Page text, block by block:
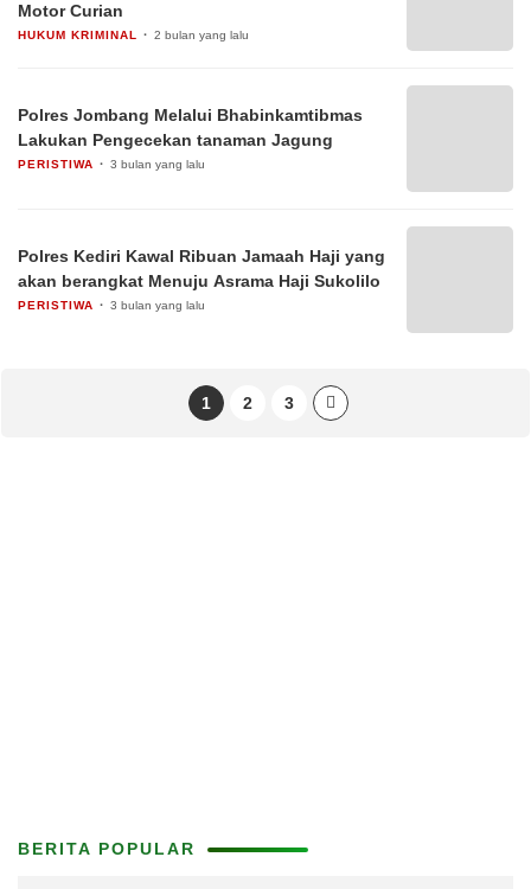
Motor Curian
HUKUM KRIMINAL 2 bulan yang lalu
Polres Jombang Melalui Bhabinkamtibmas
Lakukan Pengecekan tanaman Jagung
PERISTIWA 3 bulan yang lalu
Polres Kediri Kawal Ribuan Jamaah Haji yang
akan berangkat Menuju Asrama Haji Sukolilo
PERISTIWA 3 bulan yang lalu
1 2 3
BERITA POPULAR